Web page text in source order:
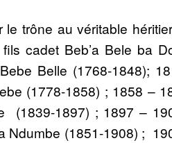
le trône au véritable
cadet Beb’a Bele ba
Belle (1768-1848);
(1778-1858) ; 1858 –
(1839-1897) ; 1897 –
Ndumbe (1851-1908) ;